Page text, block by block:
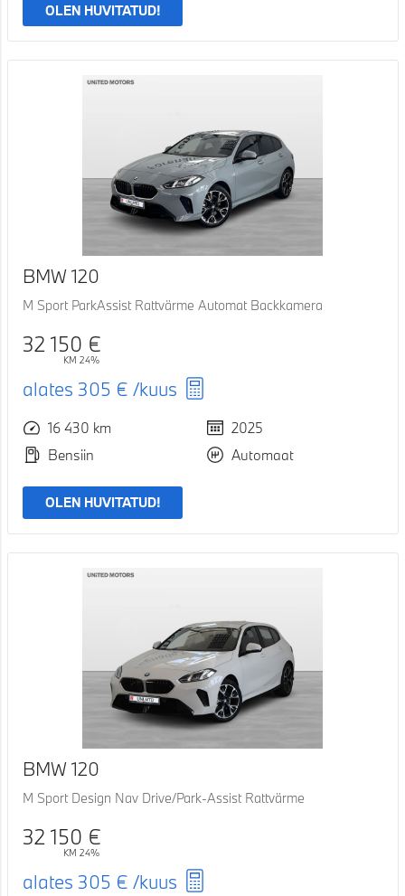
OLEN HUVITATUD!
BMW 120
M Sport ParkAssist Rattvärme Automat Backkamera
32 150 €
KM 24%
alates 305 € /kuus
16 430 km
2025
Bensiin
Automaat
OLEN HUVITATUD!
BMW 120
M Sport Design Nav Drive/Park-Assist Rattvärme
32 150 €
KM 24%
alates 305 € /kuus